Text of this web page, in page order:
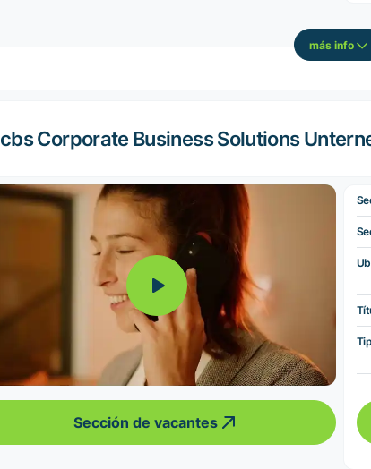
más info
cbs Corporate Business Solutions
Sección de vacantes